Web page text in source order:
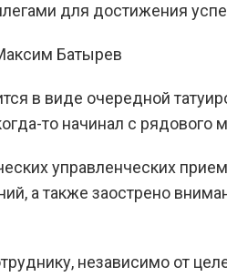
для достижения
в виде очередной
то начинал с
управленческих
а также заострено
независимо от